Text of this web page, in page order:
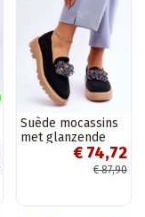
Suède mocassins
met glanzende
oogjes in de kleur
zwart Demeris
€ 74,72
€ 87,90